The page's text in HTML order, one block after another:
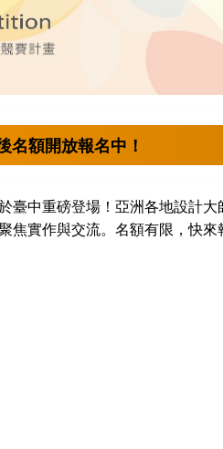
額開放報名中！
中重磅登場！亞洲各地設計
焦實作與交流。名額有限，快